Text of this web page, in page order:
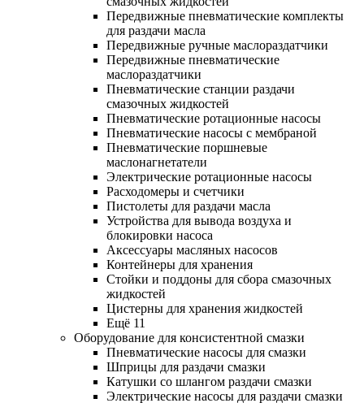
Передвижные пневматические комплекты
для раздачи масла
Передвижные ручные маслораздатчики
Передвижные пневматические
маслораздатчики
Пневматические станции раздачи
смазочных жидкостей
Пневматические ротационные насосы
Пневматические насосы с мембраной
Пневматические поршневые
маслонагнетатели
Электрические ротационные насосы
Расходомеры и счетчики
Пистолеты для раздачи масла
Устройства для вывода воздуха и
блокировки насоса
Аксессуары масляных насосов
Контейнеры для хранения
Стойки и поддоны для сбора смазочных
жидкостей
Цистерны для хранения жидкостей
Ещё 11
Оборудование для консистентной смазки
Пневматические насосы для смазки
Шприцы для раздачи смазки
Катушки со шлангом раздачи смазки
Электрические насосы для раздачи смазки